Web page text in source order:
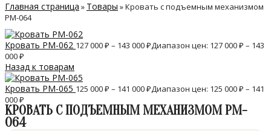
Главная страница » Товары »Кровать с подъемным механизмом
PM-064
Кровать PM-062 127 000₽ – 143 000₽Диапазон цен: 127 000 ₽ – 143
000 ₽
Назад к товарам
Кровать PM-065 125 000₽ – 141 000₽Диапазон цен: 125 000 ₽ – 141
000 ₽
КРОВАТЬ С ПОДЪЕМНЫМ МЕХАНИЗМОМ PM-
064